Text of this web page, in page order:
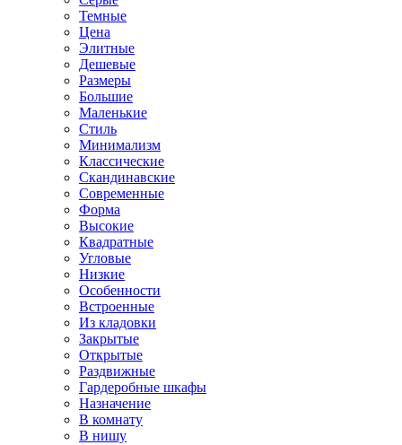
Темные
Цена
Элитные
Дешевые
Размеры
Большие
Маленькие
Стиль
Минимализм
Классические
Скандинавские
Современные
Форма
Высокие
Квадратные
Угловые
Низкие
Особенности
Встроенные
Из кладовки
Закрытые
Открытые
Раздвижные
Гардеробные шкафы
Назначение
В комнату
В нишу